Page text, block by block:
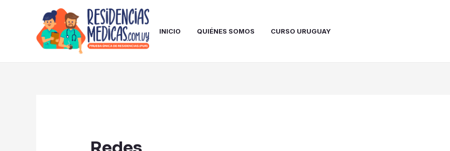
INICIO QUIÉNES SOMOS CURSO URUGUAY